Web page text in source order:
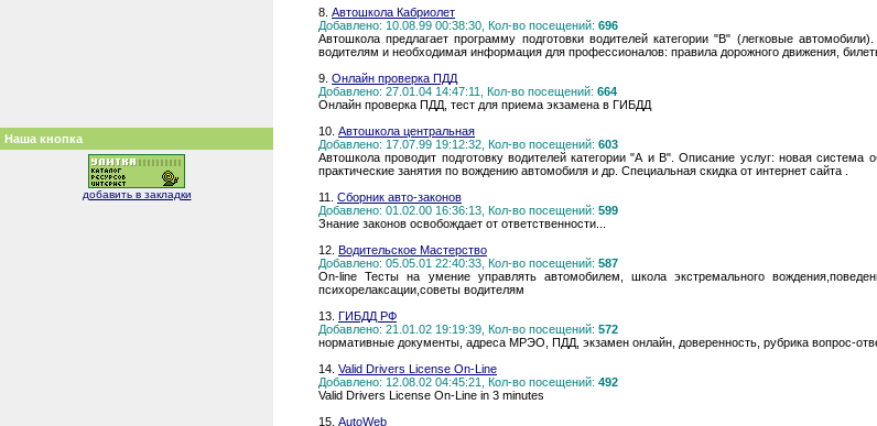
Наша кнопка
добавить в закладки
8. Автошкола Кабриолет
Добавлено: 10.08.99 00:38:30, Кол-во посещений: 696
Автошкола предлагает программу подготовки водителей категории "В" (легковые
водителям и необходимая информация для профессионалов: правила дорожного движения,
9. Онлайн проверка ПДД
Добавлено: 27.01.04 14:47:11, Кол-во посещений: 664
Онлайн проверка ПДД, тест для приема экзамена в ГИБДД
10. Автошкола центральная
Добавлено: 17.07.99 19:12:32, Кол-во посещений: 603
Автошкола проводит подготовку водителей категории "А и B". Описание услуг: новая система
практические занятия по вождению автомобиля и др. Специальная скидка от интернет сайта .
11. Сборник авто-законов
Добавлено: 01.02.00 16:36:13, Кол-во посещений: 599
Знание законов освобождает от ответственности...
12. Водительское Мастерство
Добавлено: 05.05.01 22:40:33, Кол-во посещений: 587
On-line Тесты на умение управлять автомобилем, школа экстремального
психорелаксации,советы водителям
13. ГИБДД РФ
Добавлено: 21.01.02 19:19:39, Кол-во посещений: 572
нормативные документы, адреса МРЭО, ПДД, экзамен онлайн, доверенность, рубрика вопрос-
14. Valid Drivers License On-Line
Добавлено: 12.08.02 04:45:21, Кол-во посещений: 492
Valid Drivers License On-Line in 3 minutes
15. AutoWeb